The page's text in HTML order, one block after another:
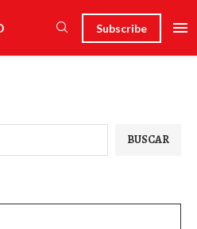
Subscribe
BUSCAR